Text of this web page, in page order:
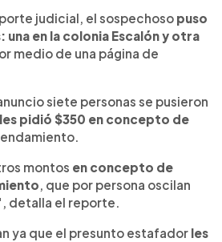
judicial, el sospechoso puso
una en la colonia Escalón y otra
medio de una página de
siete personas se pusieron
les pidió $350 en concepto de
montos en concepto de
, que por persona oscilan
detalla el reporte.
ya que el presunto estafador les